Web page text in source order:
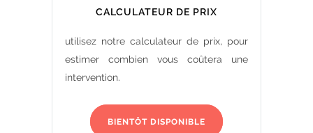
CALCULATEUR DE PRIX
utilisez notre calculateur de prix, pour
estimer combien vous coûtera une
intervention.
BIENTÔT DISPONIBLE